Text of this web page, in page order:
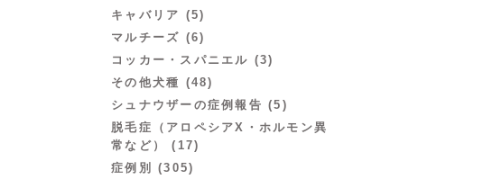
キャバリア (5)
マルチーズ (6)
コッカー・スパニエル (3)
その他犬種 (48)
シュナウザーの症例報告 (5)
脱毛症（アロペシアX・ホルモン異
常など） (17)
症例別 (305)